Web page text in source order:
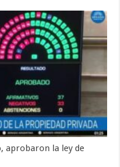
aprobaron la ley de